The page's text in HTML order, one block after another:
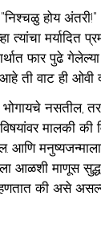
होय अंतरी!"
मर्यादित
फार पुढे
ती वाट ही ओवी
नसतील,
मालकी की
आणि
माणूस सुद्धा
की असे